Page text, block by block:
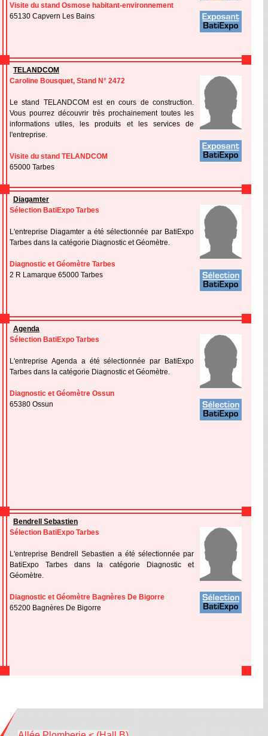
Visite du stand Osmose habitant-environnement
65130 Capvern Les Bains
TELANDCOM
Caroline Bousquet, Stand N° 2472
Le stand TELANDCOM est en cours de construction.
Vous pourrez découvrir très prochainement toutes les
informations utiles, les produits et les services de
l'entreprise.
Visite du stand TELANDCOM
65000 Tarbes
Diagamter
Sélection BatiExpo Tarbes
L'entreprise Diagamter a été sélectionnée par BatiExpo
Tarbes dans la catégorie Diagnostic et Géomètre.
Diagnostic et Géomètre Tarbes
2 R Lamarque 65000 Tarbes
Agenda
Sélection BatiExpo Tarbes
L'entreprise Agenda a été sélectionnée par BatiExpo
Tarbes dans la catégorie Diagnostic et Géomètre.
Diagnostic et Géomètre Ossun
65380 Ossun
Bendrell Sebastien
Sélection BatiExpo Tarbes
L'entreprise Bendrell Sebastien a été sélectionnée par
BatiExpo Tarbes dans la catégorie Diagnostic et
Géomètre.
Diagnostic et Géomètre Bagnères De Bigorre
65200 Bagnères De Bigorre